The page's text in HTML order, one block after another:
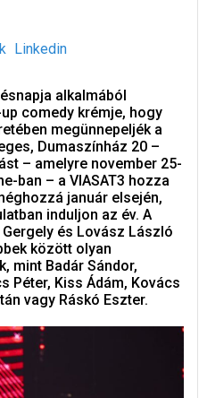
Linkedin
alkalmából
comedy krémje, hogy
megünnepeljék a
Dumaszínház 20 –
– amelyre november 25-
ban – a VIASAT3 hozza
január elsején,
induljon az év. A
és Lovász László
között olyan
mint Badár Sándor,
Péter, Kiss Ádám, Kovács
vagy Ráskó Eszter.